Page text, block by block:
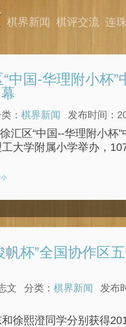
棋界新闻 棋评交流 连
中国-华理附小杯”
： 棋界新闻 发布时间：
汇区“中国--华理附小杯
大学附属小学举办，
帆杯”全国协作区
文 分类： 棋界新闻
发布
徐熙澄同学分别获得